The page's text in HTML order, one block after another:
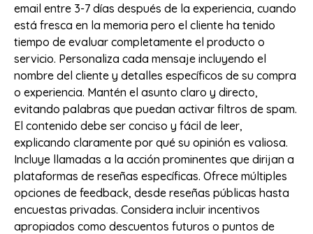
email entre 3-7 días después de la experiencia, cuando
está fresca en la memoria pero el cliente ha tenido
tiempo de evaluar completamente el producto o
servicio. Personaliza cada mensaje incluyendo el
nombre del cliente y detalles específicos de su compra
o experiencia. Mantén el asunto claro y directo,
evitando palabras que puedan activar filtros de spam.
El contenido debe ser conciso y fácil de leer,
explicando claramente por qué su opinión es valiosa.
Incluye llamadas a la acción prominentes que dirijan a
plataformas de reseñas específicas. Ofrece múltiples
opciones de feedback, desde reseñas públicas hasta
encuestas privadas. Considera incluir incentivos
apropiados como descuentos futuros o puntos de